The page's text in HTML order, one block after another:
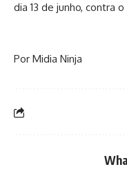
dia 13 de junho, contra
Por Midia Ninja